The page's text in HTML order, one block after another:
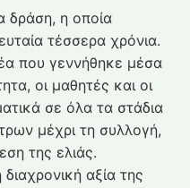
δράση, η οποία
τέσσερα χρόνια.
που γεννήθηκε μέσα
οι μαθητές και οι
σε όλα τα στάδια
μέχρι τη συλλογή,
της ελιάς.
αξία της